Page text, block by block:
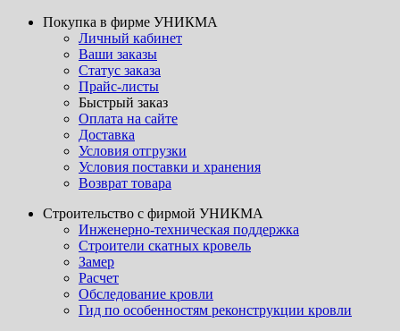
Покупка в фирме УНИКМА
Личный кабинет
Ваши заказы
Статус заказа
Прайс-листы
Быстрый заказ
Оплата на сайте
Доставка
Условия отгрузки
Условия поставки и хранения
Возврат товара
Строительство с фирмой УНИКМА
Инженерно-техническая поддержка
Строители скатных кровель
Замер
Расчет
Обследование кровли
Гид по особенностям реконструкции кровли